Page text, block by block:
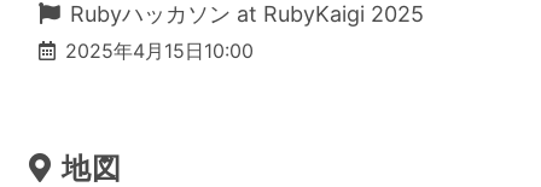
Rubyハッカソン at RubyKaigi 2025
2025年4月15日10:00
地図